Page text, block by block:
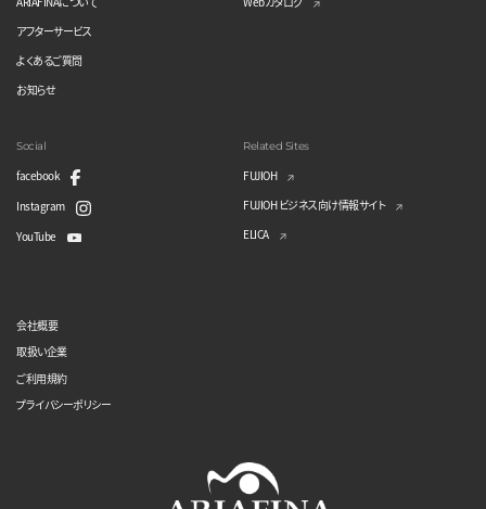
アフターサービス
よくあるご質問
お知らせ
Social
facebook
Instagram
YouTube
Related Sites
FUJIOH
FUJIOH ビジネス向け情報サイト
ELICA
会社概要
取扱い企業
ご利用規約
プライバシーポリシー